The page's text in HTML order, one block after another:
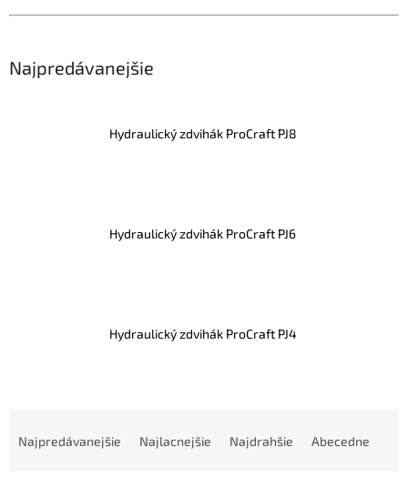
Najpredávanejšie
Hydraulický zdvihák ProCraft PJ8
Hydraulický zdvihák ProCraft PJ6
Hydraulický zdvihák ProCraft PJ4
Najpredávanejšie Najlacnejšie Najdrahšie Abecedne